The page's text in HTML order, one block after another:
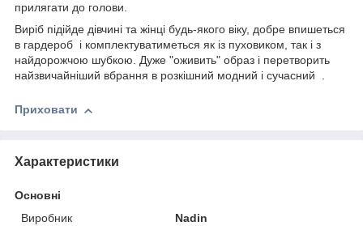
прилягати до голови.
Виріб підійде дівчині та жінці будь-якого віку, добре впишеться
в гардероб і комплектуватиметься як із пуховиком, так і з
найдорожчою шубкою. Дуже "оживить" образ і перетворить
найзвичайніший вбрання в розкішний модний і сучасний .
Приховати
Характеристики
Основні
Виробник
Nadin